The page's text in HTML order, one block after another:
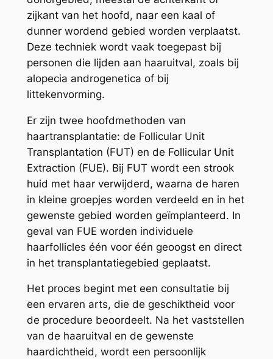
zijkant van het hoofd, naar een kaal of
dunner wordend gebied worden verplaatst.
Deze techniek wordt vaak toegepast bij
personen die lijden aan haaruitval, zoals bij
alopecia androgenetica of bij
littekenvorming.
Er zijn twee hoofdmethoden van
haartransplantatie: de Follicular Unit
Transplantation (FUT) en de Follicular Unit
Extraction (FUE). Bij FUT wordt een strook
huid met haar verwijderd, waarna de haren
in kleine groepjes worden verdeeld en in het
gewenste gebied worden geïmplanteerd. In
geval van FUE worden individuele
haarfollicles één voor één geoogst en direct
in het transplantatiegebied geplaatst.
Het proces begint met een consultatie bij
een ervaren arts, die de geschiktheid voor
de procedure beoordeelt. Na het vaststellen
van de haaruitval en de gewenste
haardichtheid, wordt een persoonlijk